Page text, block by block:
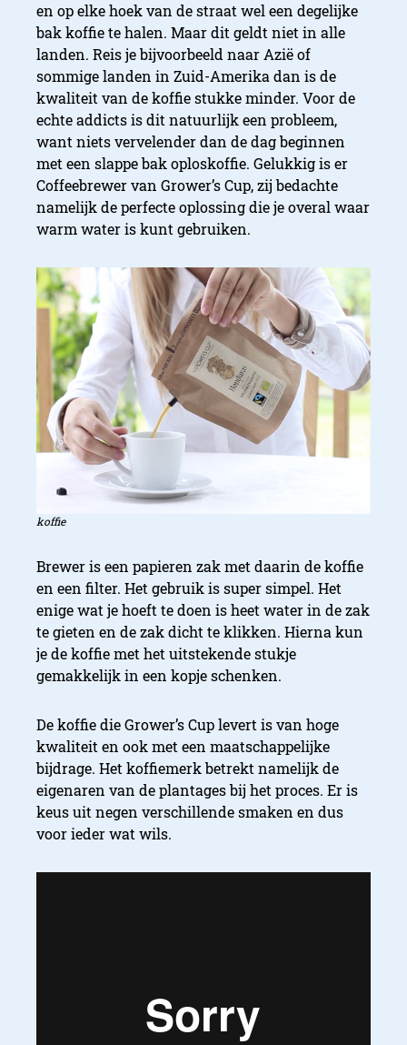
en op elke hoek van de straat wel een degelijke
bak koffie te halen. Maar dit geldt niet in alle
landen. Reis je bijvoorbeeld naar Azië of
sommige landen in Zuid-Amerika dan is de
kwaliteit van de koffie stukke minder. Voor de
echte addicts is dit natuurlijk een probleem,
want niets vervelender dan de dag beginnen
met een slappe bak oploskoffie. Gelukkig is er
Coffeebrewer van Grower’s Cup, zij bedachte
namelijk de perfecte oplossing die je overal waar
warm water is kunt gebruiken.
koffie
Brewer is een papieren zak met daarin de koffie
en een filter. Het gebruik is super simpel. Het
enige wat je hoeft te doen is heet water in de zak
te gieten en de zak dicht te klikken. Hierna kun
je de koffie met het uitstekende stukje
gemakkelijk in een kopje schenken.
De koffie die Grower’s Cup levert is van hoge
kwaliteit en ook met een maatschappelijke
bijdrage. Het koffiemerk betrekt namelijk de
eigenaren van de plantages bij het proces. Er is
keus uit negen verschillende smaken en dus
voor ieder wat wils.